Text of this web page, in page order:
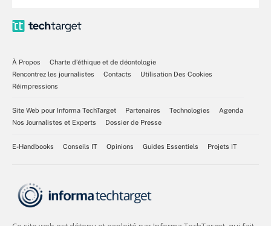
À Propos
Charte d’éthique et de déontologie
Rencontrez les journalistes
Contacts
Utilisation Des Cookies
Réimpressions
Site Web pour Informa TechTarget Partenaires Technologies
Agenda
Nos Journalistes et Experts
Dossier de Presse
E-Handbooks Conseils IT Opinions Guides Essentiels Projets IT